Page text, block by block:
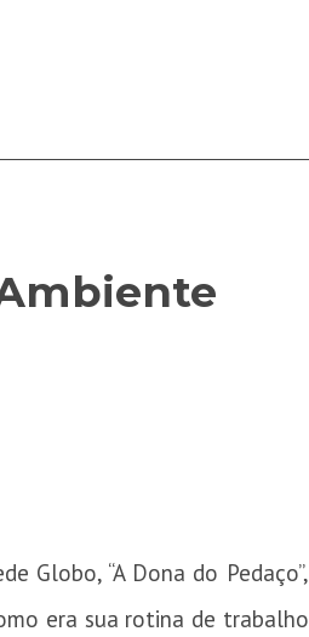
Globo, “A Dona do Pedaço”,
era sua rotina de trabalho